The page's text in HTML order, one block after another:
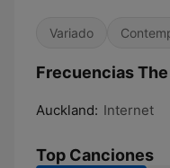
Variado
Frecuencias
Auckland: Internet
Top Canciones